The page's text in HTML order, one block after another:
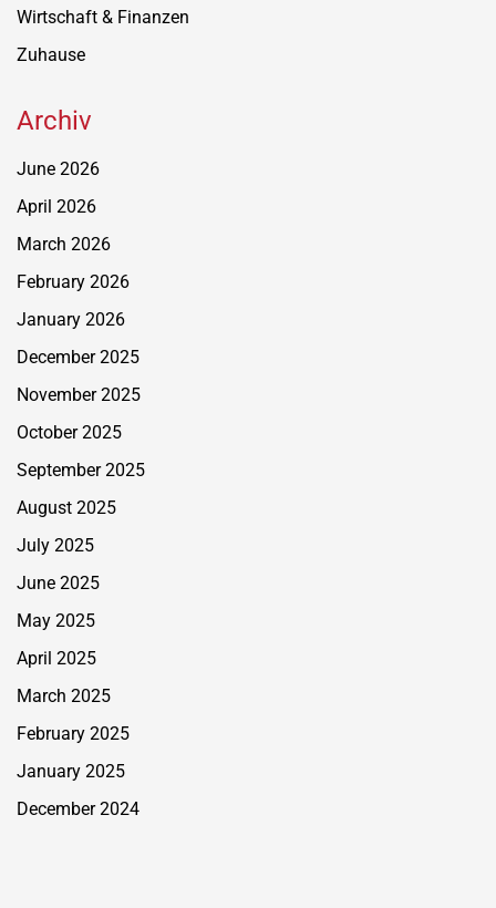
Wirtschaft & Finanzen
Zuhause
Archiv
June 2026
April 2026
March 2026
February 2026
January 2026
December 2025
November 2025
October 2025
September 2025
August 2025
July 2025
June 2025
May 2025
April 2025
March 2025
February 2025
January 2025
December 2024